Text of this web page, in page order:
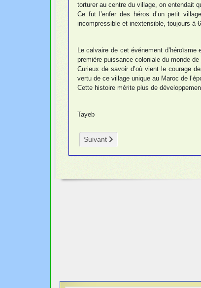
torturer au centre du village, on entendait
Ce fut l’enfer des héros d’un petit
incompressible et inextensible, toujours à
Le calvaire de cet événement
première puissance coloniale du monde de
Curieux de savoir d’où vient le courage
vertu de ce village unique au Maroc de
Cette histoire mérite plus de
Tayeb
Article suivant : Violence aux femmes
Suivant